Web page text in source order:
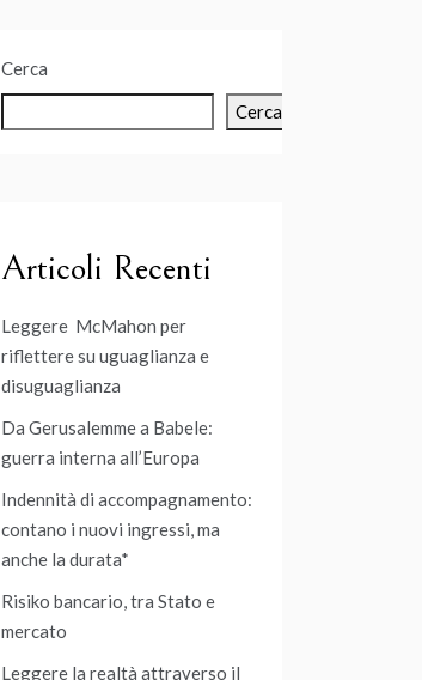
Cerca
Cerca
Articoli Recenti
Leggere McMahon per
riflettere su uguaglianza e
disuguaglianza
Da Gerusalemme a Babele:
guerra interna all’Europa
Indennità di accompagnamento:
contano i nuovi ingressi, ma
anche la durata*
Risiko bancario, tra Stato e
mercato
Leggere la realtà attraverso il